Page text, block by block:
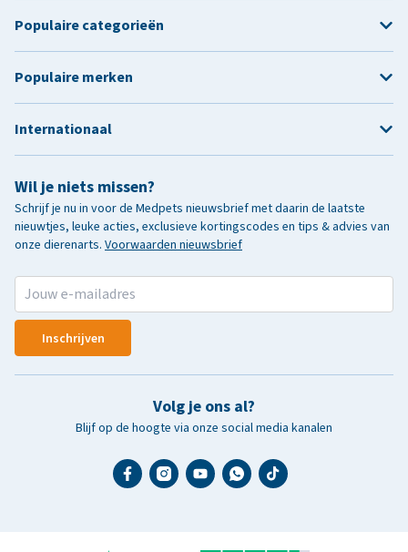
Wil je niets missen?
Schrijf je nu in voor de Medpets nieuwsbrief met daarin de laatste
nieuwtjes, leuke acties, exclusieve kortingscodes en tips & advies van
onze dierenarts. Voorwaarden nieuwsbrief
Inschrijven
Volg je ons al?
Blijf op de hoogte via onze social media kanalen
Populaire categorieën
Populaire merken
Internationaal